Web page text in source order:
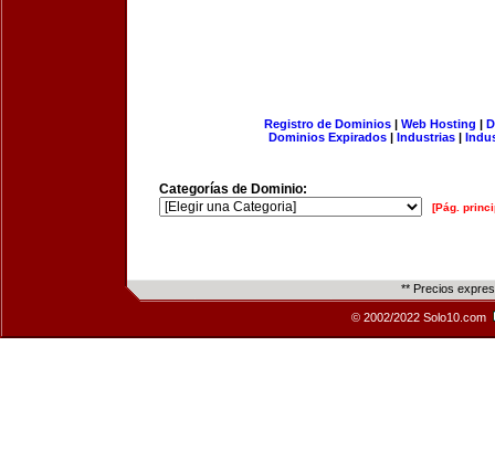
Registro de Dominios| Web Hosting |
Dominios Expirados | Industrias |
Categorías de Dominio:
[Pág.
** Precios
© 2002/2022 Solo10.com